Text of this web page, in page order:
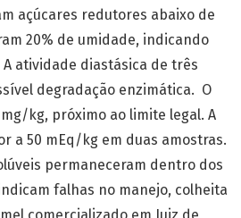
açúcares redutores abaixo de
20% de umidade, indicando
atividade diastásica de três
degradação enzimática. O
mg/kg, próximo ao limite legal. A
a 50 mEq/kg em duas amostras.
permaneceram dentro dos
falhas no manejo, colheita